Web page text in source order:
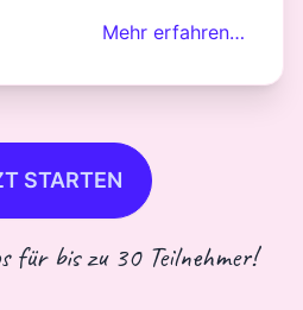
Mehr erfahren…
STARTEN
für bis zu 30 Teilnehmer!